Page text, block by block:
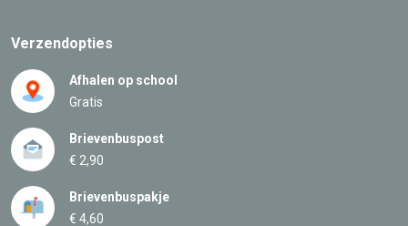
Verzendopties
Afhalen op school
Gratis
Brievenbuspost
€ 2,90
Brievenbuspakje
€ 4,60